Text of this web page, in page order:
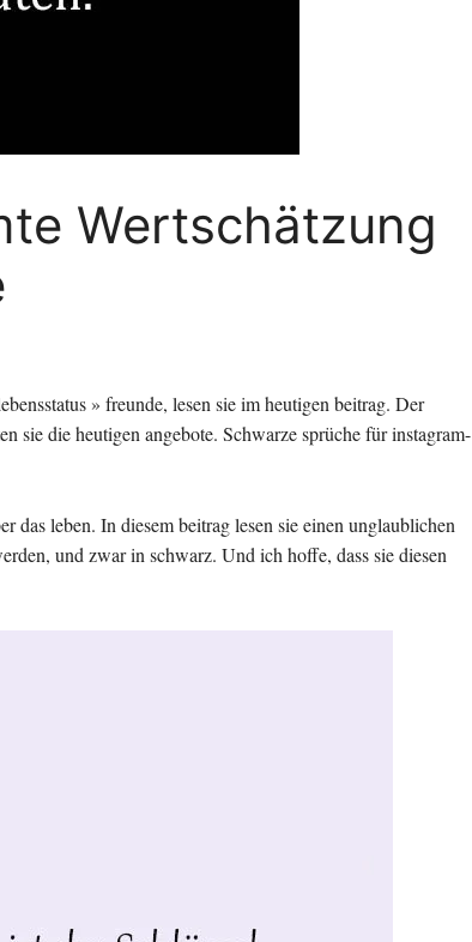
Wertschätzung
» freunde, lesen sie im heutigen beitrag. Der
sie die heutigen angebote. Schwarze sprüche für instagram-
das leben. In diesem beitrag lesen sie einen unglaublichen
und zwar in schwarz. Und ich hoffe, dass sie diesen